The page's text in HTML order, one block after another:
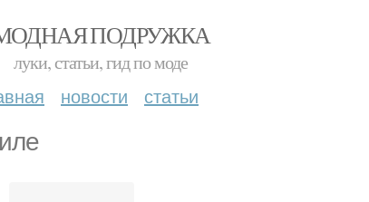
ПОДРУЖКА
луки, статьи, гид по моде
новости статьи